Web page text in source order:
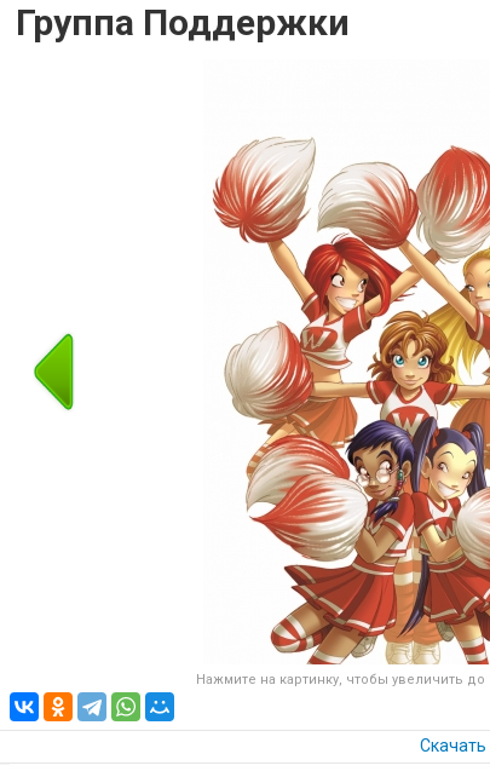
Группа Поддержки
Нажмите на картинку, чтобы увеличить до
Скачать